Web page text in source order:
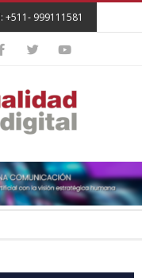
999111581